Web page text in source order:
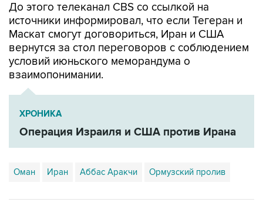
До этого телеканал CBS со ссылкой на
источники информировал, что если Тегеран и
Маскат смогут договориться, Иран и США
вернутся за стол переговоров с соблюдением
условий июньского меморандума о
взаимопонимании.
ХРОНИКА
Операция Израиля и США против Ирана
Оман Иран Аббас Аракчи Ормузский пролив